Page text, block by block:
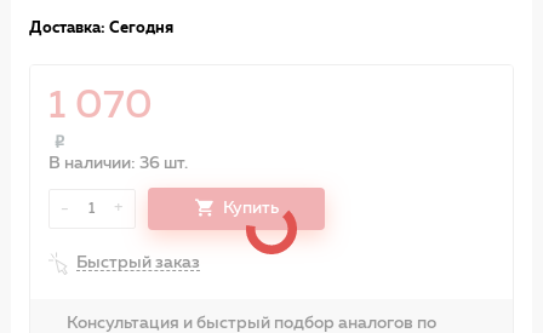
Доставка: Сегодня
1 070
В наличии: 36 шт.
- 1 + Купить
Быстрый заказ
Консультация и быстрый подбор аналогов по